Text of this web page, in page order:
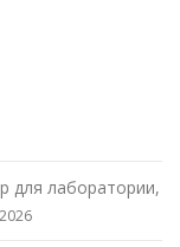
для лаборатории,